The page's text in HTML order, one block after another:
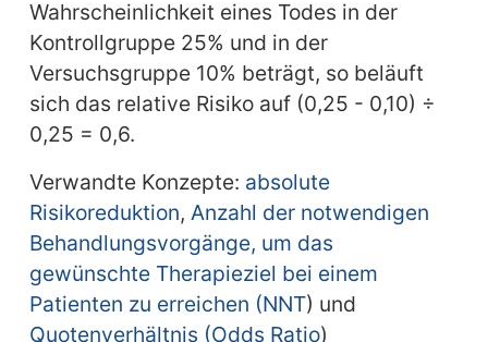
Wahrscheinlichkeit eines Todes in der
Kontrollgruppe 25% und in der
Versuchsgruppe 10% beträgt, so beläuft
sich das relative Risiko auf (0,25 - 0,10) ÷
0,25 = 0,6.
Verwandte Konzepte: absolute
Risikoreduktion, Anzahl der notwendigen
Behandlungsvorgänge, um das
gewünschte Therapieziel bei einem
Patienten zu erreichen (NNT) und
Quotenverhältnis (Odds Ratio)